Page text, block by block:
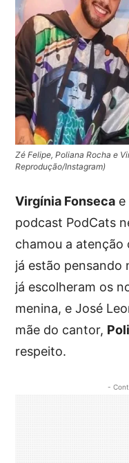
Zé Felipe, Poliana Rocha e
Reprodução/Instagram)
Virgínia Fonseca e
podcast PodCats
chamou a
já estão pensando
já escolheram os
menina, e José
mãe do cantor,
respeito.
-